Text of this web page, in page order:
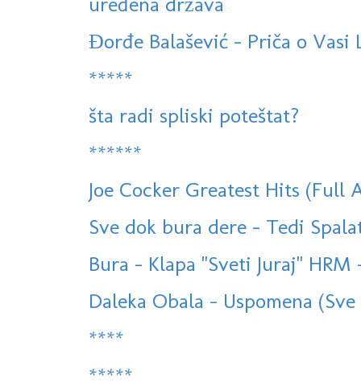
Đorđe Balašević - Priča o Vasi
*****
šta radi spliski poteštat?
******
Joe Cocker Greatest Hits (Full
Sve dok bura dere - Tedi
Bura - Klapa "Sveti Juraj"
Daleka Obala - Uspomena
****
*****